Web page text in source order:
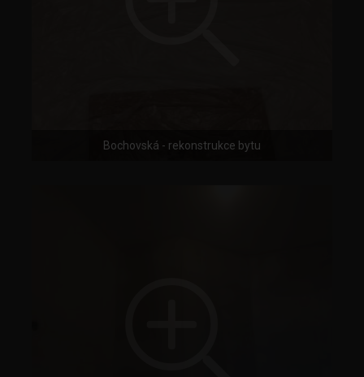
Bochovská - rekonstrukce bytu